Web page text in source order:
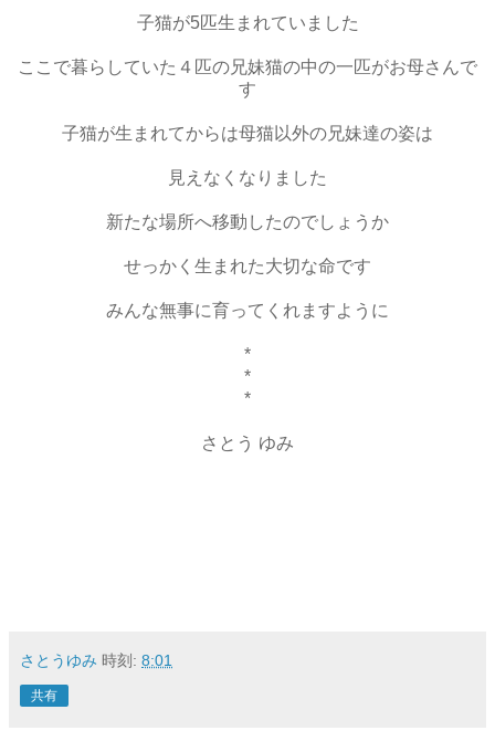
子猫が5匹生まれていました
ここで暮らしていた４匹の兄妹猫の中の一匹がお母さんで
す
子猫が生まれてからは母猫以外の兄妹達の姿は
見えなくなりました
新たな場所へ移動したのでしょうか
せっかく生まれた大切な命です
みんな無事に育ってくれますように
*
*
*
さとう ゆみ
さとうゆみ 時刻: 8:01
共有